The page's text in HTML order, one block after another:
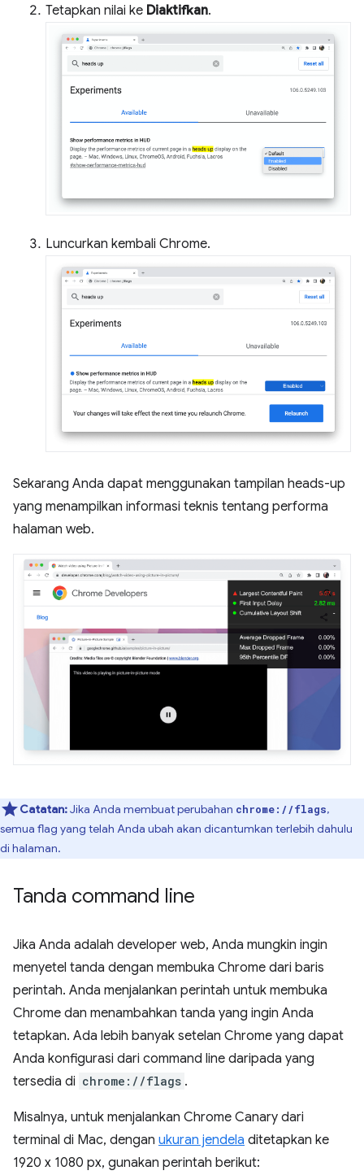
Tetapkan nilai ke Diaktifkan.
Luncurkan kembali Chrome.
Sekarang Anda dapat menggunakan tampilan heads-up
yang menampilkan informasi teknis tentang performa
halaman web.
Catatan:Jika Anda membuat perubahan chrome://flags,
semua flag yang telah Anda ubah akan dicantumkan terlebih dahulu
di halaman.
Tanda command line
Jika Anda adalah developer web, Anda mungkin ingin
menyetel tanda dengan membuka Chrome dari baris
perintah. Anda menjalankan perintah untuk membuka
Chrome dan menambahkan tanda yang ingin Anda
tetapkan. Ada lebih banyak setelan Chrome yang dapat
Anda konfigurasi dari command line daripada yang
tersedia di chrome://flags .
Misalnya, untuk menjalankan Chrome Canary dari
terminal di Mac, dengan ukuran jendela ditetapkan ke
1920 x 1080 px, gunakan perintah berikut: